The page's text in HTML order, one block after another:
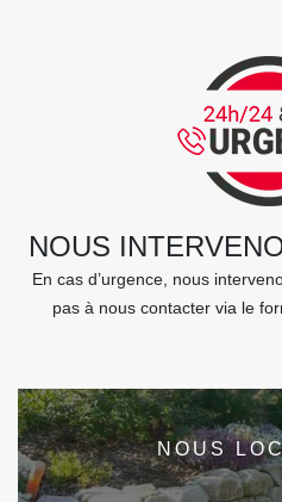
NOUS
En cas d’urgence, nous
pas à nous contacter via le
NOUS